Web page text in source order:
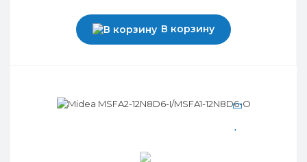
В корзину